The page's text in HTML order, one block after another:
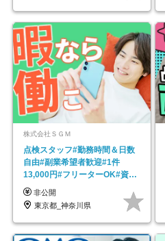
株式会社ＳＧＭ
点検スタッフ#勤務時間＆日数
自由#副業希望者歓迎#1件
13,000円#フリーターOK#資格
スキル不要
非公開
東京都_神奈川県